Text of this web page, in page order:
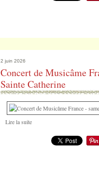
2 juin 2026
Concert de Musicâme
Sainte Catherine
Lire la suite